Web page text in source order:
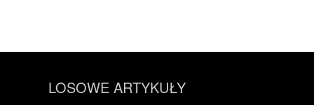
LOSOWE ARTYKUŁY